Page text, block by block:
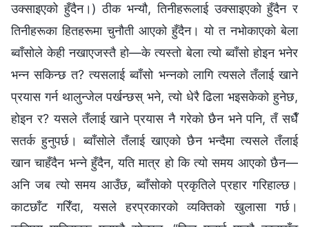
उक्साइएको हुँदैन।) ठीक भन्यौ, तिनीहरूलाई उक्साइएको हुँदैन र
तिनीहरूका हितहरूमा चुनौती आएको हुँदैन। यो त नभोकाएको बेला
ब्‍वाँसोले केही नखाएजस्तै हो—के त्यस्तो बेला त्यो ब्‍वाँसो होइन भनेर
भन्‍न सकिन्छ त? त्यसलाई ब्‍वाँसो भन्‍नको लागि त्यसले तँलाई खाने
प्रयास गर्न थालुन्जेल पर्खन्छस् भने, त्यो धेरै ढिला भइसकेको हुनेछ,
होइन र? यसले तँलाई खाने प्रयास नै गरेको छैन भने पनि, तँ सधैँ
सतर्क हुनुपर्छ। ब्‍वाँसोले तँलाई खाएको छैन भन्दैमा त्यसले तँलाई
खान चाहँदैन भन्‍ने हुँदैन, यति मात्र हो कि त्यो समय आएको छैन—
अनि जब त्यो समय आउँछ, ब्‍वाँसोको प्रकृतिले प्रहार गरिहाल्छ।
काटछाँट गरिँदा, यसले हरप्रकारको व्यक्तिको खुलासा गर्छ।